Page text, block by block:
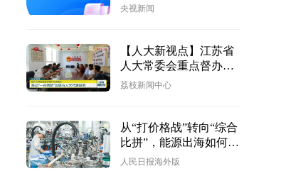
作弊犯罪行为
央视新闻
【人大新视点】江苏省
人大常委会重点督办代
表建议 推动“一府两
荔枝新闻中心
从“打价格战”转向“综合
比拼”，能源出海如何应
对新挑战
人民日报海外版